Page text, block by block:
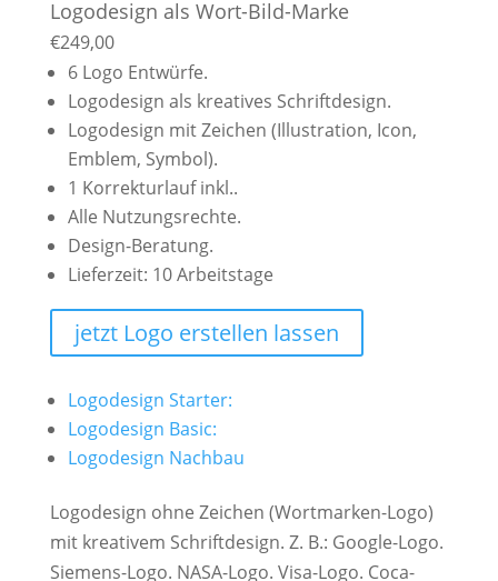
Logodesign als Wort-Bild-Marke
€249,00
6 Logo Entwürfe.
Logodesign als kreatives Schriftdesign.
Logodesign mit Zeichen (Illustration, Icon,
Emblem, Symbol).
1 Korrekturlauf inkl..
Alle Nutzungsrechte.
Design-Beratung.
Lieferzeit: 10 Arbeitstage
jetzt Logo erstellen lassen
Logodesign Starter:
Logodesign Basic:
Logodesign Nachbau
Logodesign ohne Zeichen (Wortmarken-Logo)
mit kreativem Schriftdesign. Z. B.: Google-Logo.
Siemens-Logo. NASA-Logo. Visa-Logo. Coca-